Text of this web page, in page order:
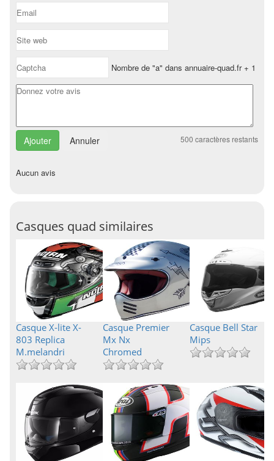
Nombre de "a" dans annuaire-quad.fr + 1
Annuler 500 caractères restants
Aucun avis
Casques quad similaires
Casque X-lite X-
803 Replica
M.melandri
Casque Premier
Mx Nx
Chromed
Casque Bell Star
Mips